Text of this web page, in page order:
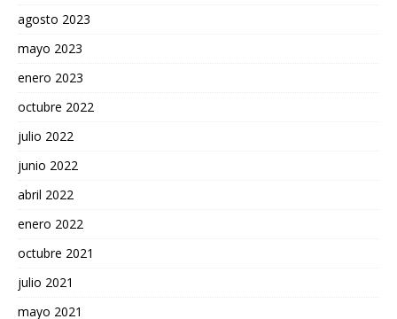
agosto 2023
mayo 2023
enero 2023
octubre 2022
julio 2022
junio 2022
abril 2022
enero 2022
octubre 2021
julio 2021
mayo 2021